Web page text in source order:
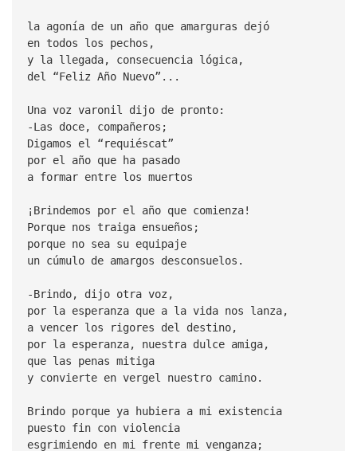
la agonía de un año que amarguras dejó
en todos los pechos,
y la llegada, consecuencia lógica,
del “Feliz Año Nuevo”...
Una voz varonil dijo de pronto:
-Las doce, compañeros;
Digamos el “requiéscat”
por el año que ha pasado
a formar entre los muertos
¡Brindemos por el año que comienza!
Porque nos traiga ensueños;
porque no sea su equipaje
un cúmulo de amargos desconsuelos.
-Brindo, dijo otra voz,
por la esperanza que a la vida nos lanza,
a vencer los rigores del destino,
por la esperanza, nuestra dulce amiga,
que las penas mitiga
y convierte en vergel nuestro camino.
Brindo porque ya hubiera a mi existencia
puesto fin con violencia
esgrimiendo en mi frente mi venganza;